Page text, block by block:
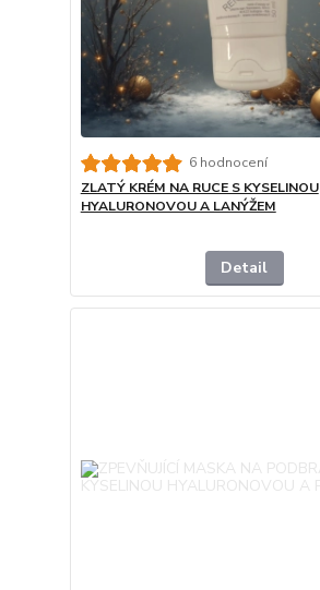
6 hodnocení
ZLATÝ KRÉM NA RUCE S KYSELINOU
HYALURONOVOU A LANÝŽEM
Detail